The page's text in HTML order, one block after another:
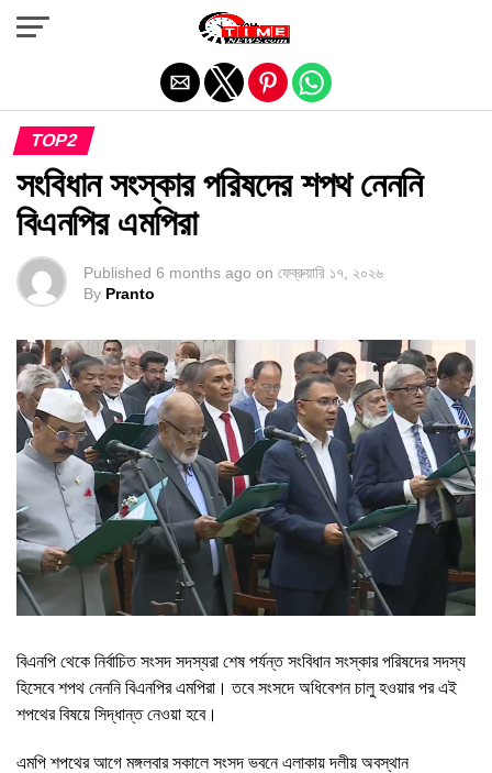
TOP2
সংবিধান সংস্কার পরিষদের শপথ নেননি
বিএনপির এমপিরা
Published 6 months ago on ফেব্রুয়ারি ১৭, ২০২৬
By Pranto
বিএনপি থেকে নির্বাচিত সংসদ সদস্যরা শেষ পর্যন্ত সংবিধান সংস্কার পরিষদের সদস্য
হিসেবে শপথ নেননি বিএনপির এমপিরা। তবে সংসদে অধিবেশন চালু হওয়ার পর এই
শপথের বিষয়ে সিদ্ধান্ত নেওয়া হবে।
এমপি শপথের আগে মঙ্গলবার সকালে সংসদ ভবনে এলাকায় দলীয় অবস্থান
Exit mobile version